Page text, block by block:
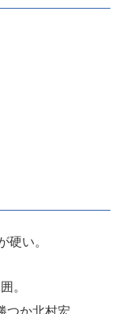
い。
。
か北村宏。